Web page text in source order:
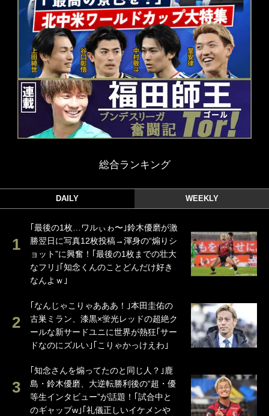
総合ランキング
DAILY WEEKLY
｢最後の1枚…ワルぃゎ〜｣鈴木優磨が激
勝翌日に写真12枚投稿→渾身の“煽りシ
ョット”に興奮！｢最後の1枚までの壮大
なフリ｣｢知念くんのことどんだけ好き
なんよｗ｣
｢なんじゃこりゃあああ！｣本田圭佑の
古巣ミラン、漆黒×蛍光レッドの超絶ク
ールな新サードユニに世界が熱狂｢サー
ドなのにズルい｣｢こりゃかっけえわ｣
｢知念さんを煽ってたのと同じ人？｣鹿
島・鈴木優磨、大逆転勝利後の“超・優
等生インタビュー”が話題！｢試合中と
のギャップw｣｢礼儀正しいイケメンや